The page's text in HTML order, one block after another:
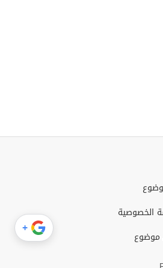
الخصوصية
موضوع
+